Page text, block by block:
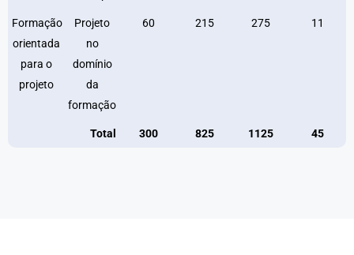
Formação
orientada
para o
projeto
Projeto
no
domínio
da
formação
60 215 275 11
Total 300 825 1125 45